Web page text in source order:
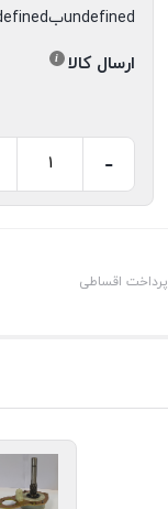
undefinedبundefinedگundefinedیundefinedرundefinedیundefinedدundefined
ارسال کالا
شفت
-
پرداخت اقساطی